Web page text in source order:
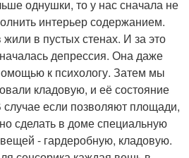
однушки, то у нас сначала не
интерьер содержанием.
в пустых стенах. И за это
депрессия. Она даже
к психологу. Затем мы
кладовую, и её состояние
если позволяют площади,
сделать в доме специальную
- гардеробную, кладовую.